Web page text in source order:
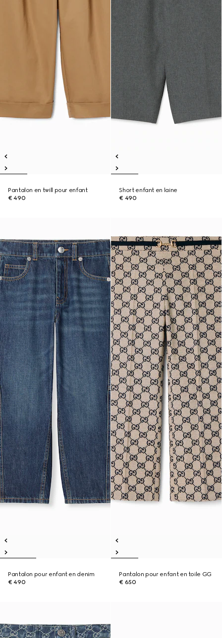
Pantalon en twill pour enfant
€ 490
Short enfant en laine
€ 490
Pantalon pour enfant en denim
€ 490
Pantalon pour enfant en toile GG
€ 650